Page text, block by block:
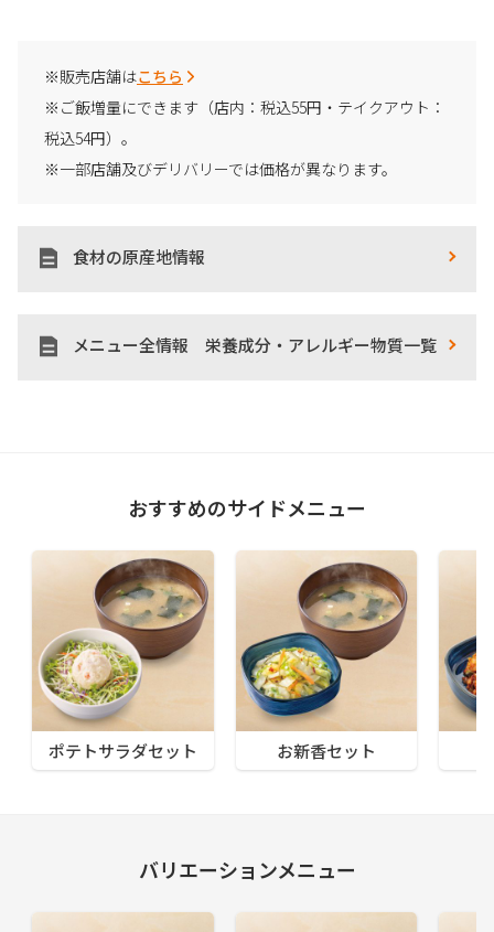
※販売店舗はこちら
※ご飯増量にできます（店内：税込55円・テイクアウト：
税込54円）。
※一部店舗及びデリバリーでは価格が異なります。
食材の原産地情報
メニュー全情報 栄養成分・アレルギー物質一覧
おすすめのサイドメニュー
ポテトサラダセット お新香セット
バリエーションメニュー